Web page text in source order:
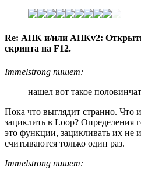
Re: АНК и/или АНКv2:
скрипта на F12.
Immelstrong пишет:
нашел вот такое
Пока что выглядит странно. Что
зациклить в Loop?
это функции, зацикливать их не
считываются только один раз.
Immelstrong пишет: